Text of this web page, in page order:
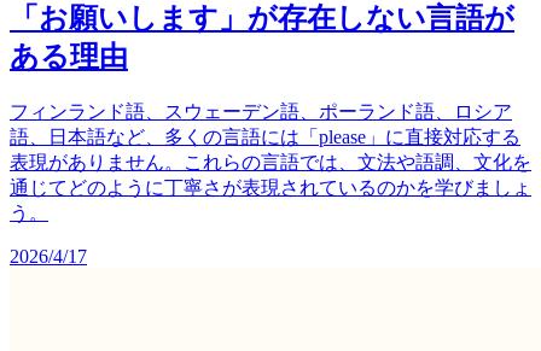
「お願いします」が存在しない言語が
ある理由
フィンランド語、スウェーデン語、ポーランド語、ロシア
語、日本語など、多くの言語には「please」に直接対応する
表現がありません。これらの言語では、文法や語調、文化を
通じてどのように丁寧さが表現されているのかを学びましょ
う。
2026/4/17